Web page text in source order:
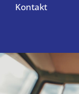
Kontakt